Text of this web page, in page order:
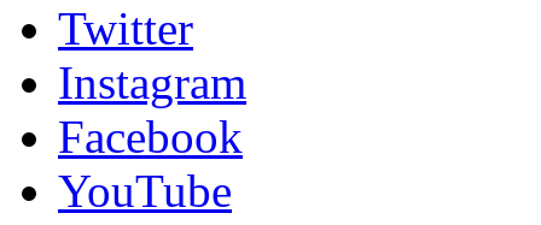
グッズ
ファンコミュニティ
ホームタウン
コラム
その他
TEAM
2026/27トップチーム
2026/27トップチームスタッフ
Twitter
Instagram
Facebook
YouTube